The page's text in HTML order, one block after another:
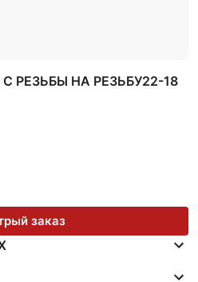
РЕЗЬБЫ НА РЕЗЬБУ22-18
заказ